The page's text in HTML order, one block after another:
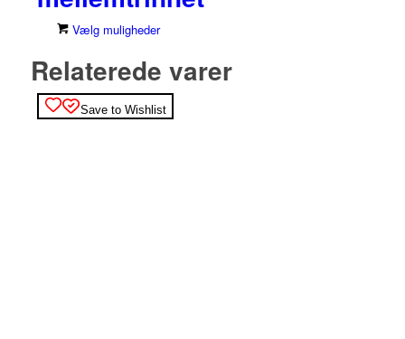
Vælg muligheder
har
flere
Relaterede varer
Save to Wishlist